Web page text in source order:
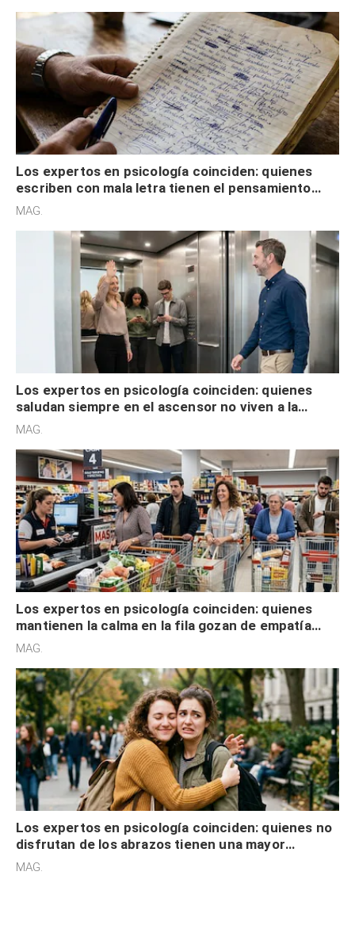
Los expertos en psicología coinciden: quienes
escriben con mala letra tienen el pensamiento
acelerado y no lo hacen por desinterés
MAG.
Los expertos en psicología coinciden: quienes
saludan siempre en el ascensor no viven a la
defensiva y tienen apertura social
MAG.
Los expertos en psicología coinciden: quienes
mantienen la calma en la fila gozan de empatía
cognitiva, gratitud y no solo tienen autocontrol
MAG.
Los expertos en psicología coinciden: quienes no
disfrutan de los abrazos tienen una mayor
sensibilidad a los estímulos físicos y no es por
MAG.